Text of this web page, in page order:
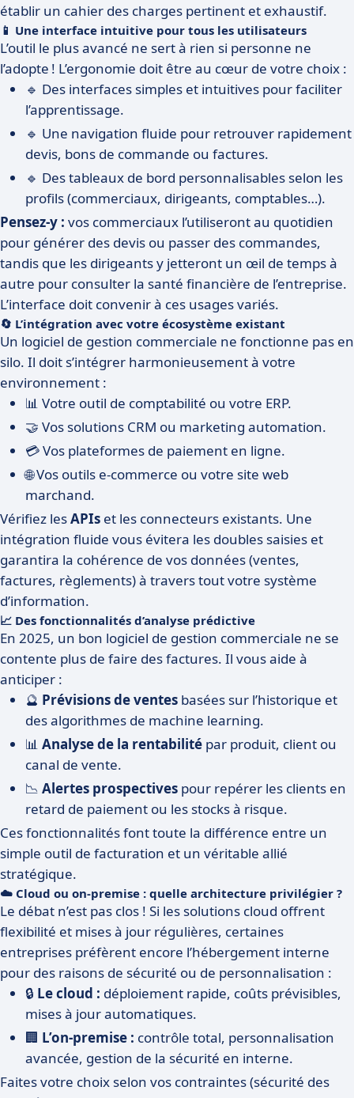
établir un cahier des charges pertinent et exhaustif.
📱 Une interface intuitive pour tous les utilisateurs
L’outil le plus avancé ne sert à rien si personne ne
l’adopte ! L’ergonomie doit être au cœur de votre choix :
🔹 Des interfaces simples et intuitives pour faciliter
l’apprentissage.
🔹 Une navigation fluide pour retrouver rapidement
devis, bons de commande ou factures.
🔹 Des tableaux de bord personnalisables selon les
profils (commerciaux, dirigeants, comptables…).
Pensez-y : vos commerciaux l’utiliseront au quotidien
pour générer des devis ou passer des commandes,
tandis que les dirigeants y jetteront un œil de temps à
autre pour consulter la santé financière de l’entreprise.
L’interface doit convenir à ces usages variés.
🔄 L’intégration avec votre écosystème existant
Un logiciel de gestion commerciale ne fonctionne pas en
silo. Il doit s’intégrer harmonieusement à votre
environnement :
📊 Votre outil de comptabilité ou votre ERP.
🤝 Vos solutions CRM ou marketing automation.
💳 Vos plateformes de paiement en ligne.
🌐 Vos outils e-commerce ou votre site web
marchand.
Vérifiez lesAPIs et les connecteurs existants. Une
intégration fluide vous évitera les doubles saisies et
garantira la cohérence de vos données (ventes,
factures, règlements) à travers tout votre système
d’information.
📈 Des fonctionnalités d’analyse prédictive
En 2025, un bon logiciel de gestion commerciale ne se
contente plus de faire des factures. Il vous aide à
anticiper :
🔮 Prévisions de ventes basées sur l’historique et
des algorithmes de machine learning.
📊 Analyse de la rentabilité par produit, client ou
canal de vente.
📉 Alertes prospectives pour repérer les clients en
retard de paiement ou les stocks à risque.
Ces fonctionnalités font toute la différence entre un
simple outil de facturation et un véritable allié
stratégique.
☁️ Cloud ou on-premise : quelle architecture privilégier ?
Le débat n’est pas clos ! Si les solutions cloud offrent
flexibilité et mises à jour régulières, certaines
entreprises préfèrent encore l’hébergement interne
pour des raisons de sécurité ou de personnalisation :
🔒 Le cloud : déploiement rapide, coûts prévisibles,
mises à jour automatiques.
🏢 L’on-premise : contrôle total, personnalisation
avancée, gestion de la sécurité en interne.
Faites votre choix selon vos contraintes (sécurité des